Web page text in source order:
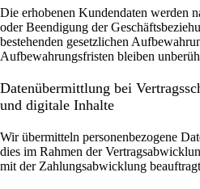
Die erhobenen Kundendaten werden
oder Beendigung der
bestehenden gesetzlichen
Aufbewahrungsfristen bleiben
Daten­übermittlung bei
und digitale Inhalte
Wir übermitteln personenbezogene
dies im Rahmen der
mit der Zahlungsabwicklung